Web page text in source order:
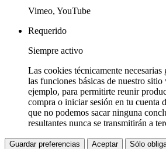
Vimeo, YouTube
Requerido
Siempre activo
Las cookies técnicamente
las funciones básicas de nuestro
ejemplo, para permitirte reunir
compra o iniciar sesión en tu cuenta
que no podemos sacar ninguna
resultantes nunca se transmitirán a
Guardar preferencias Aceptar Sólo